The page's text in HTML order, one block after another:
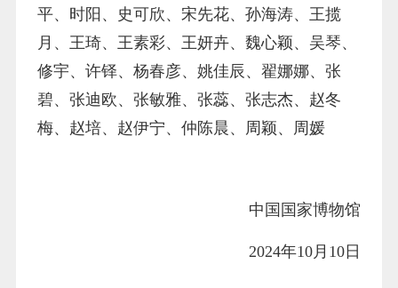
平、时阳、史可欣、宋先花、孙海涛、王揽
月、王琦、王素彩、王妍卉、魏心颖、吴琴、
修宇、许铎、杨春彦、姚佳辰、翟娜娜、张
碧、张迪欧、张敏雅、张蕊、张志杰、赵冬
梅、赵培、赵伊宁、仲陈晨、周颖、周媛
中国国家博物馆
2024年10月10日